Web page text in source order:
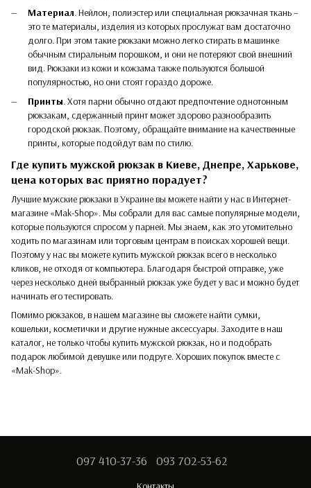
Материал. Нейлон, полиэстер или специальная рюкзачная ткань –
это те материалы, изделия из которых прослужат вам достаточно
долго. При этом такие рюкзаки можно легко стирать в машинке
обычным стиральным порошком, и они не потеряют свой внешний
вид. Рюкзаки из кожи и кожзама также пользуются большой
популярностью, но они стоят гораздо дороже.
Принты. Хотя парни обычно отдают предпочтение однотонным
рюкзакам, сдержанный принт может здорово разнообразить
городской рюкзак. Поэтому, обращайте внимание на качественные
принты, которые подойдут вам по стилю.
Где купить мужской рюкзак в Киеве, Днепре, Харькове,
цена которых вас приятно порадует?
Лучшие мужские рюкзаки в Украине вы можете найти у нас в Интернет-
магазине «Mak-Shop». Мы собрали для вас самые популярные модели,
которые пользуются спросом у парней. Мы знаем, как это утомительно
ходить по магазинам или торговым центрам в поисках хорошей вещи.
Поэтому у нас вы можете купить мужской рюкзак всего в несколько
кликов, не отходя от компьютера. Благодаря быстрой отправке, уже
через несколько дней выбранный рюкзак уже будет у вас и можно будет
начинать его тестировать.
Помимо рюкзаков, в нашем магазине вы сможете найти сумки,
кошельки, косметички и другие нужные аксессуары. Заходите в наш
каталог, не только чтобы купить мужской рюкзак, но и подобрать
подарок любимой девушке или подруге. Хороших покупок вместе с
«Mak-Shop».
097 410-37-36 093 702-53-62